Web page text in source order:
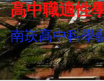
高中職適性
南崁高中科學